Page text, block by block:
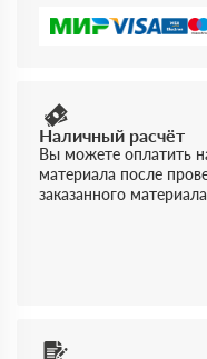
Наличный расчёт
Вы можете оплатить
материала после
заказанного